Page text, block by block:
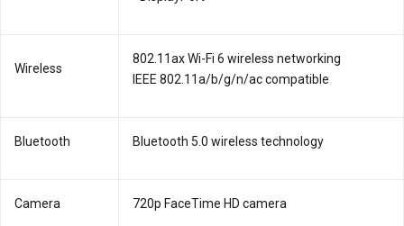
Wireless
802.11ax Wi-Fi 6 wireless networking
IEEE 802.11a/b/g/n/ac compatible
Bluetooth Bluetooth 5.0 wireless technology
Camera 720p FaceTime HD camera